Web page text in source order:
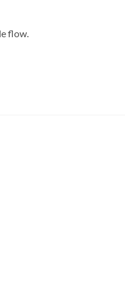
flow.